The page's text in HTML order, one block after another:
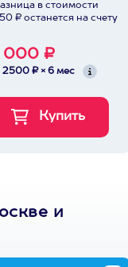
в стоимости
₽ останется на счету
000 ₽
2500 ₽ × 6 мес
и